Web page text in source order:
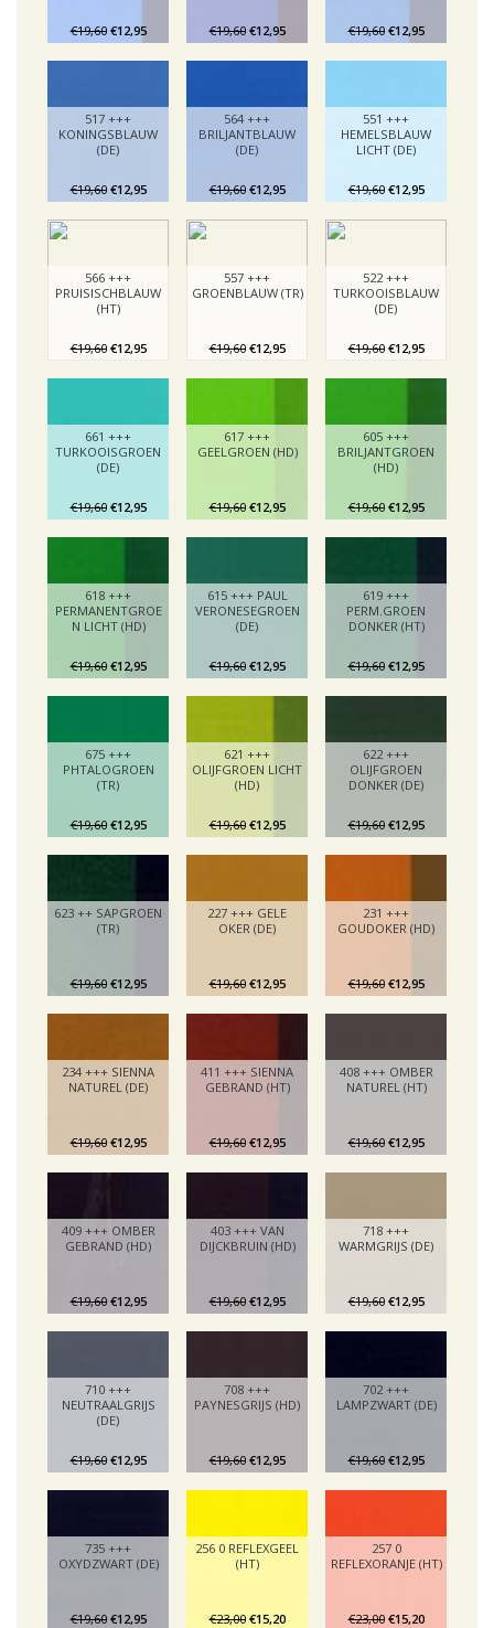
€19,60 €12,95 €19,60 €12,95 €19,60 €12,95
517 +++
KONINGSBLAUW
(DE)
€19,60 €12,95
564 +++
BRILJANTBLAUW
(DE)
€19,60 €12,95
551 +++
HEMELSBLAUW
LICHT (DE)
€19,60 €12,95
566 +++
PRUISISCHBLAUW
(HT)
€19,60 €12,95
557 +++
GROENBLAUW (TR)
€19,60 €12,95
522 +++
TURKOOISBLAUW
(DE)
€19,60 €12,95
661 +++
TURKOOISGROEN
(DE)
€19,60 €12,95
617 +++
GEELGROEN (HD)
€19,60 €12,95
605 +++
BRILJANTGROEN
(HD)
€19,60 €12,95
618 +++
PERMANENTGROE
N LICHT (HD)
€19,60 €12,95
615 +++ PAUL
VERONESEGROEN
(DE)
€19,60 €12,95
619 +++
PERM.GROEN
DONKER (HT)
€19,60 €12,95
675 +++
PHTALOGROEN
(TR)
€19,60 €12,95
621 +++
OLIJFGROEN LICHT
(HD)
€19,60 €12,95
622 +++
OLIJFGROEN
DONKER (DE)
€19,60 €12,95
623 ++ SAPGROEN
(TR)
€19,60 €12,95
227 +++ GELE
OKER (DE)
€19,60 €12,95
231 +++
GOUDOKER (HD)
€19,60 €12,95
234 +++ SIENNA
NATUREL (DE)
€19,60 €12,95
411 +++ SIENNA
GEBRAND (HT)
€19,60 €12,95
408 +++ OMBER
NATUREL (HT)
€19,60 €12,95
409 +++ OMBER
GEBRAND (HD)
€19,60 €12,95
403 +++ VAN
DIJCKBRUIN (HD)
€19,60 €12,95
718 +++
WARMGRIJS (DE)
€19,60 €12,95
710 +++
NEUTRAALGRIJS
(DE)
€19,60 €12,95
708 +++
PAYNESGRIJS (HD)
€19,60 €12,95
702 +++
LAMPZWART (DE)
€19,60 €12,95
735 +++
OXYDZWART (DE)
€19,60 €12,95
256 0 REFLEXGEEL
(HT)
€23,00 €15,20
257 0
REFLEXORANJE (HT)
€23,00 €15,20